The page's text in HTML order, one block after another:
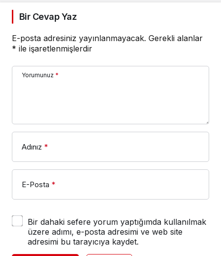
Bir Cevap Yaz
E-posta adresiniz yayınlanmayacak. Gerekli alanlar
* ile işaretlenmişlerdir
Yorumunuz *
Adınız *
E-Posta *
Bir dahaki sefere yorum yaptığımda kullanılmak
üzere adımı, e-posta adresimi ve web site
adresimi bu tarayıcıya kaydet.